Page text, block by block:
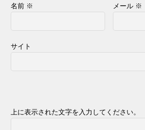
名前 ※ メール ※
サイト
上に表示された文字を入力してください。